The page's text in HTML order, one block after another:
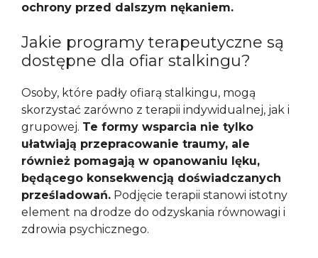
ochrony przed dalszym nękaniem.
Jakie programy terapeutyczne są
dostępne dla ofiar stalkingu?
Osoby, które padły ofiarą stalkingu, mogą
skorzystać zarówno z terapii indywidualnej, jak i
grupowej. Te formy wsparcia nie tylko
ułatwiają przepracowanie traumy, ale
również pomagają w opanowaniu lęku,
będącego konsekwencją doświadczanych
prześladowań. Podjęcie terapii stanowi istotny
element na drodze do odzyskania równowagi i
zdrowia psychicznego.